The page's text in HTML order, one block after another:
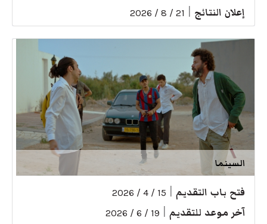
إعلان النتائج 21 / 8 / 2026
السينما
فتح باب التقديم 15 / 4 / 2026
آخر موعد للتقديم 19 / 6 / 2026